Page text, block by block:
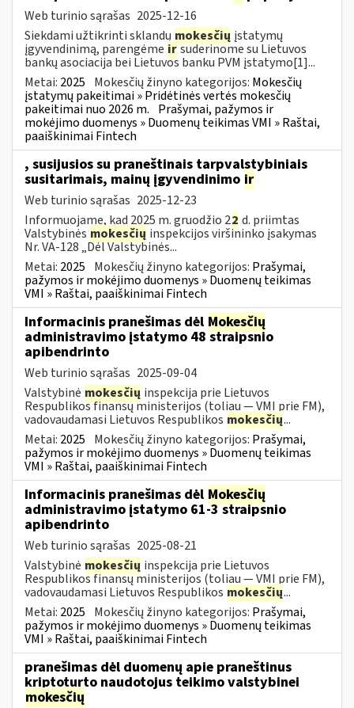
Web turinio sąrašas 2025-12-16
Siekdami užtikrinti sklandų mokesčių įstatymų
įgyvendinimą, parengėme irsuderinome su Lietuvos
bankų asociacija bei Lietuvos banku PVM įstatymo[1]...
Metai: 2025 Mokesčių žinyno kategorijos: Mokesčių
įstatymų pakeitimai » Pridėtinės vertės mokesčių
pakeitimai nuo 2026 m. Prašymai, pažymos ir
mokėjimo duomenys » Duomenų teikimas VMI » Raštai,
paaiškinimai Fintech
, susijusios su praneštinais tarpvalstybiniais
susitarimais, mainų įgyvendinimo ir
Web turinio sąrašas 2025-12-23
Informuojame, kad 2025 m. gruodžio 22 d. priimtas
Valstybinės mokesčių inspekcijos viršininko įsakymas
Nr. VA-128 „Dėl Valstybinės...
Metai: 2025 Mokesčių žinyno kategorijos: Prašymai,
pažymos ir mokėjimo duomenys » Duomenų teikimas
VMI » Raštai, paaiškinimai Fintech
Informacinis pranešimas dėl Mokesčių
administravimo įstatymo 48 straipsnio
apibendrinto
Web turinio sąrašas 2025-09-04
Valstybinė mokesčių inspekcija prie Lietuvos
Respublikos finansų ministerijos (toliau — VMI prie FM),
vadovaudamasi Lietuvos Respublikos mokesčių...
Metai: 2025 Mokesčių žinyno kategorijos: Prašymai,
pažymos ir mokėjimo duomenys » Duomenų teikimas
VMI » Raštai, paaiškinimai Fintech
Informacinis pranešimas dėl Mokesčių
administravimo įstatymo 61-3 straipsnio
apibendrinto
Web turinio sąrašas 2025-08-21
Valstybinė mokesčių inspekcija prie Lietuvos
Respublikos finansų ministerijos (toliau — VMI prie FM),
vadovaudamasi Lietuvos Respublikos mokesčių...
Metai: 2025 Mokesčių žinyno kategorijos: Prašymai,
pažymos ir mokėjimo duomenys » Duomenų teikimas
VMI » Raštai, paaiškinimai Fintech
pranešimas dėl duomenų apie praneštinus
kriptoturto naudotojus teikimo valstybinei
mokesčių